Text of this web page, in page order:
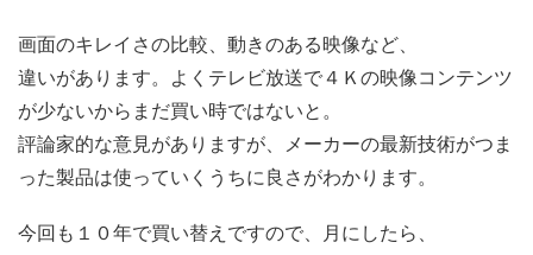
画面のキレイさの比較、動きのある映像など、
違いがあります。よくテレビ放送で４Ｋの映像コンテンツ
が少ないからまだ買い時ではないと。
評論家的な意見がありますが、メーカーの最新技術がつま
った製品は使っていくうちに良さがわかります。
今回も１０年で買い替えですので、月にしたら、